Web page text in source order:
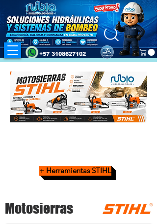
+57 3108627102
+ Herramientas STIHL
Motosierras
MOTOSIERRA STIHL MS 162
$ 748.000